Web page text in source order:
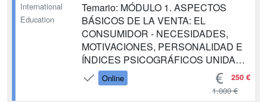
International
Education
Temario: MÓDULO 1. ASPECTOS
BÁSICOS DE LA VENTA: EL
CONSUMIDOR - NECESIDADES,
MOTIVACIONES, PERSONALIDAD E
ÍNDICES PSICOGRÁFICOS UNIDAD
DIDÁCTICA 1. NECESIDADES
UNIDAD DIDÁCTICA 2.
Online 250 €
1.000 €